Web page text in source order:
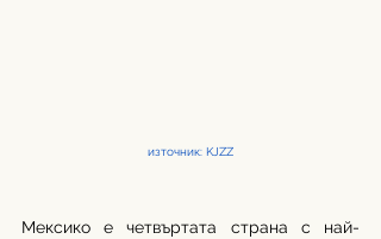
източник: KJZZ
Мексико е четвъртата страна с най-